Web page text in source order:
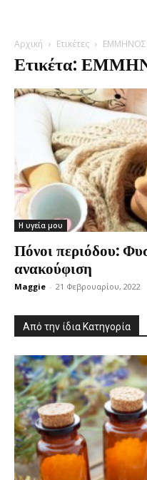
Αρχική Ετικέτες ΕΜΜΗΝΟΣ
Ετικέτα:
Η υγεία μου
Πόνοι περιόδου:
ανακούφιση
Maggie - 21 Φεβρουαρίου, 2022
Από την ίδια Κατηγορία